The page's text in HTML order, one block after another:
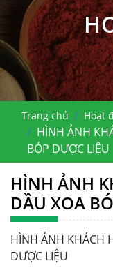
Trang chủ Hoạt
HÌNH ẢNH
BÓP DƯỢC LIỆU
HÌNH ẢNH
DẦU XOA
HÌNH ẢNH KHÁCH
DƯỢC LIỆU